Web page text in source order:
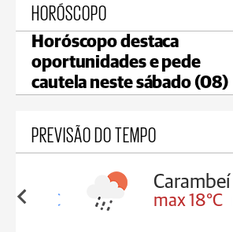
HORÓSCOPO
Horóscopo destaca
oportunidades e pede
cautela neste sábado (08)
PREVISÃO DO TEMPO
18°C
Carambeí
max 18°C